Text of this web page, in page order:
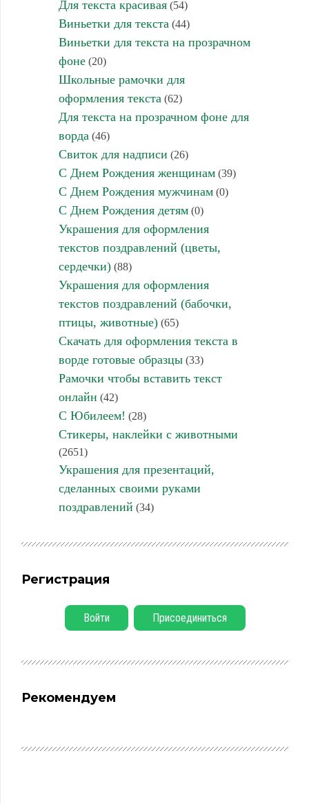
Для текста красивая(54)
Виньетки для текста (44)
Виньетки для текста на прозрачном
фоне(20)
Школьные рамочки для
оформления текста (62)
Для текста на прозрачном фоне для
ворда (46)
Свиток для надписи (26)
С Днем Рождения женщинам(39)
С Днем Рождения мужчинам(0)
С Днем Рождения детям(0)
Украшения для оформления
текстов поздравлений (цветы,
сердечки)(88)
Украшения для оформления
текстов поздравлений (бабочки,
птицы, животные)(65)
Скачать для оформления текста в
ворде готовые образцы(33)
Рамочки чтобы вставить текст
онлайн (42)
С Юбилеем! (28)
Стикеры, наклейки с животными
(2651)
Украшения для презентаций,
сделанных своими руками
поздравлений (34)
Регистрация
Войти Присоединиться
Рекомендуем